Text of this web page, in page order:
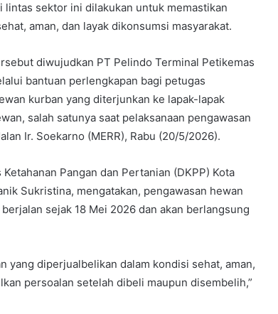
lintas sektor ini dilakukan untuk memastikan
aman, dan layak dikonsumsi masyarakat.
diwujudkan PT Pelindo Terminal Petikemas
bantuan perlengkapan bagi petugas
kurban yang diterjunkan ke lapak-lapak
salah satunya saat pelaksanaan pengawasan
Ir. Soekarno (MERR), Rabu (20/5/2026).
Ketahanan Pangan dan Pertanian (DKPP) Kota
Sukristina, mengatakan, pengawasan hewan
sejak 18 Mei 2026 dan akan berlangsung
yang diperjualbelikan dalam kondisi sehat, aman,
persoalan setelah dibeli maupun disembelih,”